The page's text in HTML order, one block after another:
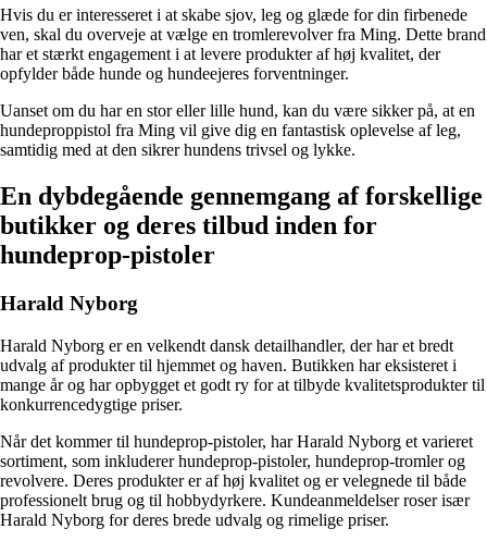
Hvis du er interesseret i at skabe sjov, leg og glæde for din firbenede
ven, skal du overveje at vælge en tromlerevolver fra Ming. Dette brand
har et stærkt engagement i at levere produkter af høj kvalitet, der
opfylder både hunde og hundeejeres forventninger.
Uanset om du har en stor eller lille hund, kan du være sikker på, at en
hundeproppistol fra Ming vil give dig en fantastisk oplevelse af leg,
samtidig med at den sikrer hundens trivsel og lykke.
En dybdegående gennemgang af forskellige
butikker og deres tilbud inden for
hundeprop-pistoler
Harald Nyborg
Harald Nyborg er en velkendt dansk detailhandler, der har et bredt
udvalg af produkter til hjemmet og haven. Butikken har eksisteret i
mange år og har opbygget et godt ry for at tilbyde kvalitetsprodukter til
konkurrencedygtige priser.
Når det kommer til hundeprop-pistoler, har Harald Nyborg et varieret
sortiment, som inkluderer hundeprop-pistoler, hundeprop-tromler og
revolvere. Deres produkter er af høj kvalitet og er velegnede til både
professionelt brug og til hobbydyrkere. Kundeanmeldelser roser især
Harald Nyborg for deres brede udvalg og rimelige priser.